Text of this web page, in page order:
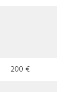
200 €